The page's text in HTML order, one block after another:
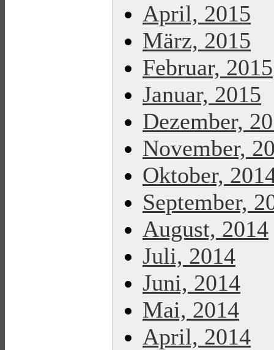
April, 2015
März, 2015
Februar, 2015
Januar, 2015
Dezember,
November,
Oktober,
September,
August, 2014
Juli, 2014
Juni, 2014
Mai, 2014
April, 2014